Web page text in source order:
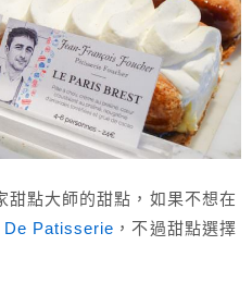
甜點大師的甜點，如果不想在
De Patisserie ，不過甜點選擇